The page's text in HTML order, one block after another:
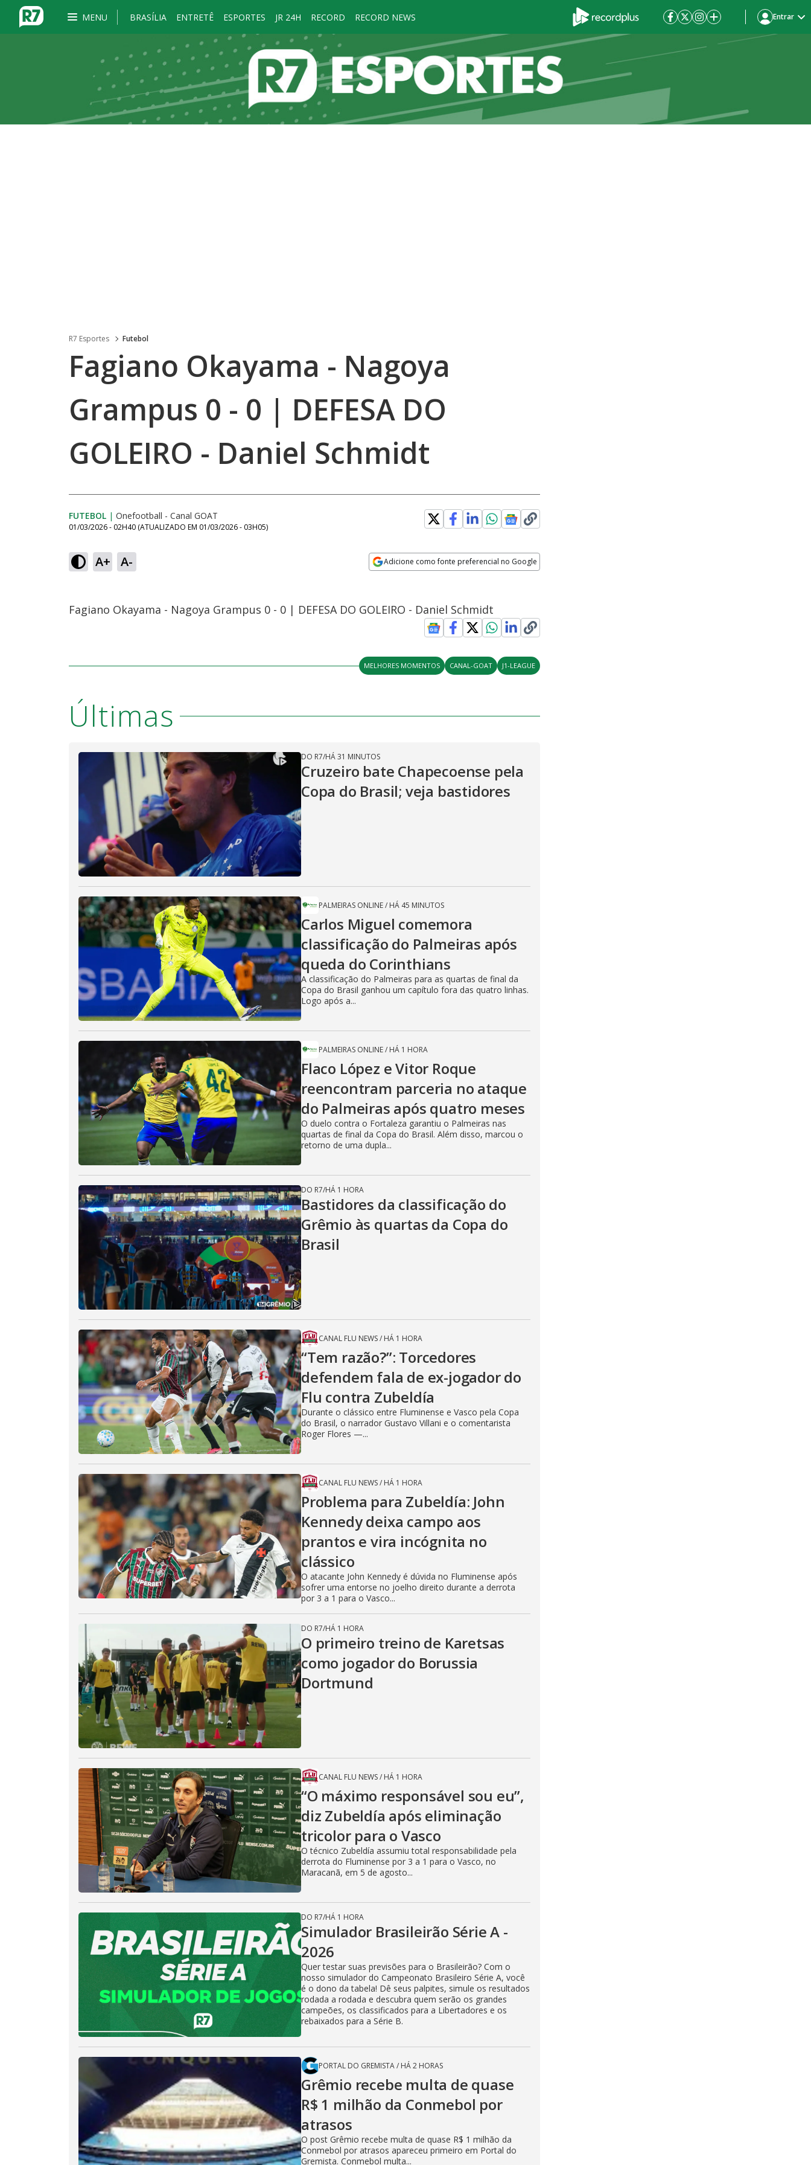
MENU BRASÍLIA ENTRETÊ ESPORTES JR 24H RECORD RECORD NEWS Entrar
R7 Esportes Futebol
Fagiano Okayama - Nagoya
Grampus 0 - 0 | DEFESA DO
GOLEIRO - Daniel Schmidt
FUTEBOL | Onefootball - Canal GOAT
01/03/2026 - 02H40 (ATUALIZADO EM 01/03/2026 - 03H05)
A+ A- Adicione como fonte preferencial no Google
Fagiano Okayama - Nagoya Grampus 0 - 0 | DEFESA DO GOLEIRO - Daniel Schmidt
MELHORES MOMENTOS CANAL-GOAT J1-LEAGUE
Últimas
DO R7/HÁ 31 MINUTOS
Cruzeiro bate Chapecoense pela
Copa do Brasil; veja bastidores
PALMEIRAS ONLINE/ HÁ 45 MINUTOS
Carlos Miguel comemora
classificação do Palmeiras após
queda do Corinthians
A classificação do Palmeiras para as quartas de final da
Copa do Brasil ganhou um capítulo fora das quatro linhas.
Logo após a...
PALMEIRAS ONLINE/ HÁ 1 HORA
Flaco López e Vitor Roque
reencontram parceria no ataque
do Palmeiras após quatro meses
O duelo contra o Fortaleza garantiu o Palmeiras nas
quartas de final da Copa do Brasil. Além disso, marcou o
retorno de uma dupla...
DO R7/HÁ 1 HORA
Bastidores da classificação do
Grêmio às quartas da Copa do
Brasil
CANAL FLU NEWS/ HÁ 1 HORA
“Tem razão?”: Torcedores
defendem fala de ex-jogador do
Flu contra Zubeldía
Durante o clássico entre Fluminense e Vasco pela Copa
do Brasil, o narrador Gustavo Villani e o comentarista
Roger Flores —...
CANAL FLU NEWS/ HÁ 1 HORA
Problema para Zubeldía: John
Kennedy deixa campo aos
prantos e vira incógnita no
clássico
O atacante John Kennedy é dúvida no Fluminense após
sofrer uma entorse no joelho direito durante a derrota
por 3 a 1 para o Vasco...
DO R7/HÁ 1 HORA
O primeiro treino de Karetsas
como jogador do Borussia
Dortmund
CANAL FLU NEWS/ HÁ 1 HORA
“O máximo responsável sou eu”,
diz Zubeldía após eliminação
tricolor para o Vasco
O técnico Zubeldía assumiu total responsabilidade pela
derrota do Fluminense por 3 a 1 para o Vasco, no
Maracanã, em 5 de agosto...
DO R7/HÁ 1 HORA
Simulador Brasileirão Série A -
2026
Quer testar suas previsões para o Brasileirão? Com o
nosso simulador do Campeonato Brasileiro Série A, você
é o dono da tabela! Dê seus palpites, simule os resultados
rodada a rodada e descubra quem serão os grandes
campeões, os classificados para a Libertadores e os
rebaixados para a Série B.
PORTAL DO GREMISTA/ HÁ 2 HORAS
Grêmio recebe multa de quase
R$ 1 milhão da Conmebol por
atrasos
O post Grêmio recebe multa de quase R$ 1 milhão da
Conmebol por atrasos apareceu primeiro em Portal do
Gremista. Conmebol multa...